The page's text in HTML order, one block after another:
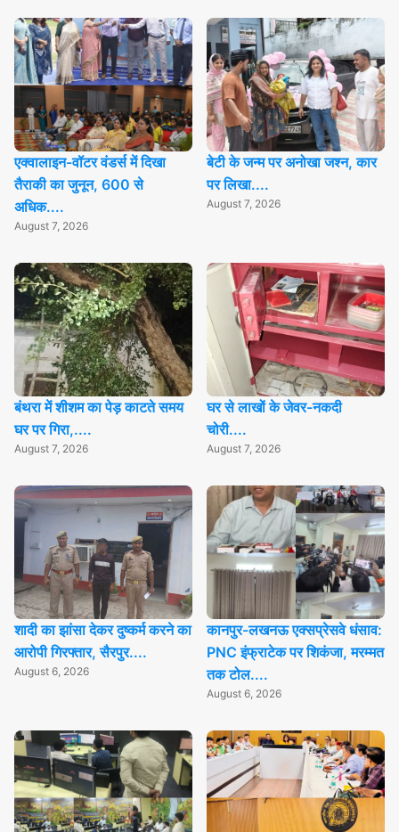
एक्वालाइन-वॉटर वंडर्स में दिखा
तैराकी का जुनून, 600 से
अधिक....
August 7, 2026
बेटी के जन्म पर अनोखा जश्न, कार
पर लिखा....
August 7, 2026
बंथरा में शीशम का पेड़ काटते समय
घर पर गिरा,....
August 7, 2026
घर से लाखों के जेवर-नकदी
चोरी....
August 7, 2026
शादी का झांसा देकर दुष्कर्म करने का
आरोपी गिरफ्तार, सैरपुर....
August 6, 2026
कानपुर-लखनऊ एक्सप्रेसवे धंसाव:
PNC इंफ्राटेक पर शिकंजा, मरम्मत
तक टोल....
August 6, 2026